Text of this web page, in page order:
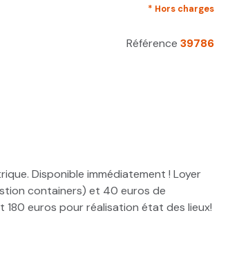
* Hors charges
Référence 39786
Disponible immédiatement ! Loyer
containers) et 40 euros de
euros pour réalisation état des lieux!